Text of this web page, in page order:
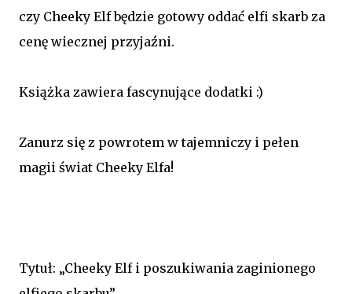
czy Cheeky Elf będzie gotowy oddać elfi skarb za
cenę wiecznej przyjaźni.
Książka zawiera fascynujące dodatki :)
Zanurz się z powrotem w tajemniczy i pełen
magii świat Cheeky Elfa!
Tytuł: „Cheeky Elf i poszukiwania zaginionego